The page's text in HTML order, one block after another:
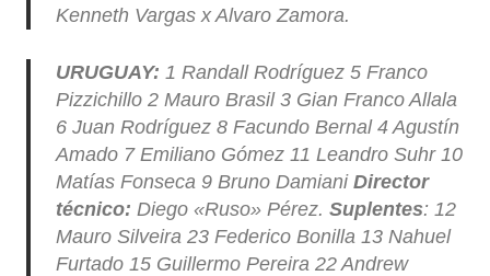
Kenneth Vargas x Alvaro Zamora.
URUGUAY: 1 Randall Rodríguez 5 Franco
Pizzichillo 2 Mauro Brasil 3 Gian Franco Allala
6 Juan Rodríguez 8 Facundo Bernal 4 Agustín
Amado 7 Emiliano Gómez 11 Leandro Suhr 10
Matías Fonseca 9 Bruno Damiani Director
técnico: Diego «Ruso» Pérez. Suplentes:12
Mauro Silveira 23 Federico Bonilla 13 Nahuel
Furtado 15 Guillermo Pereira 22 Andrew